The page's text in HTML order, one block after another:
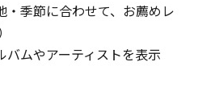
・季節に合わせて、お薦めレ
ムやアーティストを表示